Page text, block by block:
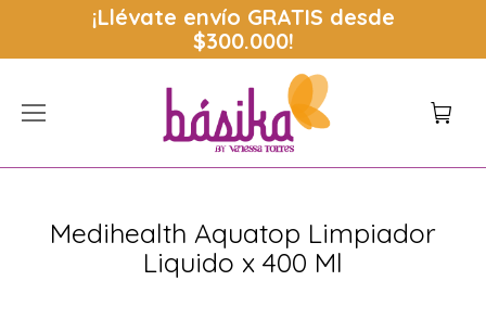
¡Llévate envío GRATIS desde
$300.000!
Medihealth Aquatop Limpiador
Liquido x 400 Ml